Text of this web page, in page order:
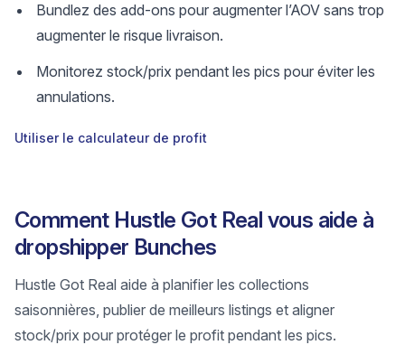
Bundlez des add-ons pour augmenter l’AOV sans trop
augmenter le risque livraison.
Monitorez stock/prix pendant les pics pour éviter les
annulations.
Utiliser le calculateur de profit
Comment Hustle Got Real vous aide à
dropshipper Bunches
Hustle Got Real aide à planifier les collections
saisonnières, publier de meilleurs listings et aligner
stock/prix pour protéger le profit pendant les pics.